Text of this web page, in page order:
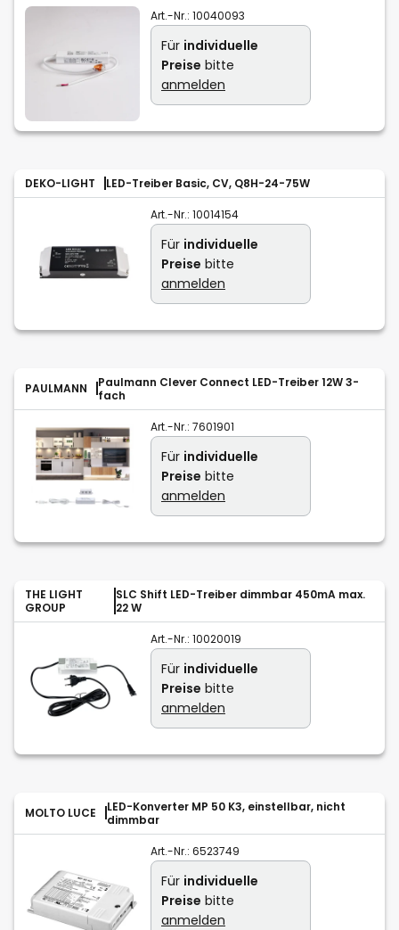
Art.-Nr.: 10040093
Für individuelle
Preise bitte
anmelden
DEKO-LIGHT LED-Treiber Basic, CV, Q8H-24-75W
Art.-Nr.: 10014154
Für individuelle
Preise bitte
anmelden
PAULMANN
Paulmann Clever Connect LED-Treiber 12W 3-
fach
Art.-Nr.: 7601901
Für individuelle
Preise bitte
anmelden
THE LIGHT
GROUP
SLC Shift LED-Treiber dimmbar 450mA max.
22 W
Art.-Nr.: 10020019
Für individuelle
Preise bitte
anmelden
MOLTO LUCE
LED-Konverter MP 50 K3, einstellbar, nicht
dimmbar
Art.-Nr.: 6523749
Für individuelle
Preise bitte
anmelden